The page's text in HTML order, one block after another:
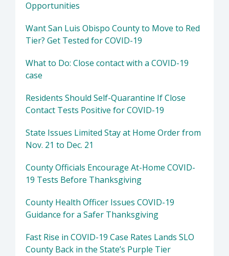
Opportunities
Want San Luis Obispo County to Move to Red
Tier? Get Tested for COVID-19
What to Do: Close contact with a COVID-19
case
Residents Should Self-Quarantine If Close
Contact Tests Positive for COVID-19
State Issues Limited Stay at Home Order from
Nov. 21 to Dec. 21
County Officials Encourage At-Home COVID-
19 Tests Before Thanksgiving
County Health Officer Issues COVID-19
Guidance for a Safer Thanksgiving
Fast Rise in COVID-19 Case Rates Lands SLO
County Back in the State’s Purple Tier